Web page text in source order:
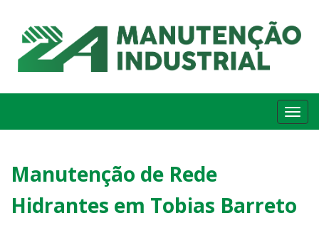
Manutenção de Rede
Hidrantes em Tobias Barreto